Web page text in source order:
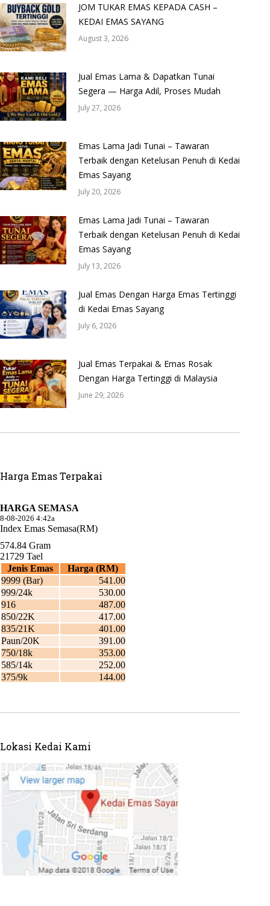
JOM TUKAR EMAS KEPADA CASH –
KEDAI EMAS SAYANG
August 3, 2026
Jual Emas Lama & Dapatkan Tunai
Segera — Harga Adil, Proses Mudah
July 27, 2026
Emas Lama Jadi Tunai – Tawaran
Terbaik dengan Ketelusan Penuh di Kedai
Emas Sayang
July 20, 2026
Emas Lama Jadi Tunai – Tawaran
Terbaik dengan Ketelusan Penuh di Kedai
Emas Sayang
July 13, 2026
Jual Emas Dengan Harga Emas Tertinggi
di Kedai Emas Sayang
July 6, 2026
Jual Emas Terpakai & Emas Rosak
Dengan Harga Tertinggi di Malaysia
June 29, 2026
Harga Emas Terpakai
Lokasi Kedai Kami